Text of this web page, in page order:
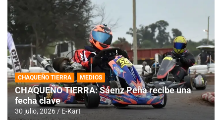
CHAQUEÑO TIERRA MEDIOS
CHAQUEÑO TIERRA: Sáenz Peña recibe una
fecha clave
30 julio, 2026 E-Kart